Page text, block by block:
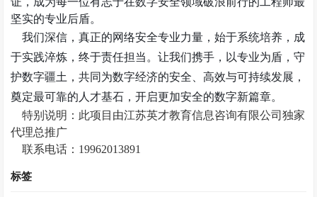
坚实的专业后盾。
我们深信，真正的网络安全专业力量，始于系统培养，成
于实践淬炼，终于责任担当。让我们携手，以专业为盾，守
护数字疆土，共同为数字经济的安全、高效与可持续发展，
奠定最可靠的人才基石，开启更加安全的数字新篇章。
特别说明：此项目由江苏英才教育信息咨询有限公司独家
代理总推广
联系电话： 19962013891
标签